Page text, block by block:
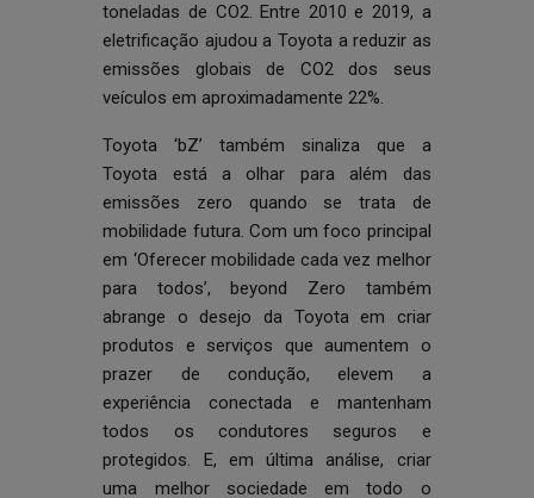
toneladas de CO2. Entre 2010 e 2019, a
eletrificação ajudou a Toyota a reduzir as
emissões globais de CO2 dos seus
veículos em aproximadamente 22%.
Toyota ‘bZ’ também sinaliza que a
Toyota está a olhar para além das
emissões zero quando se trata de
mobilidade futura. Com um foco principal
em ‘Oferecer mobilidade cada vez melhor
para todos’, beyond Zero também
abrange o desejo da Toyota em criar
produtos e serviços que aumentem o
prazer de condução, elevem a
experiência conectada e mantenham
todos os condutores seguros e
protegidos. E, em última análise, criar
uma melhor sociedade em todo o